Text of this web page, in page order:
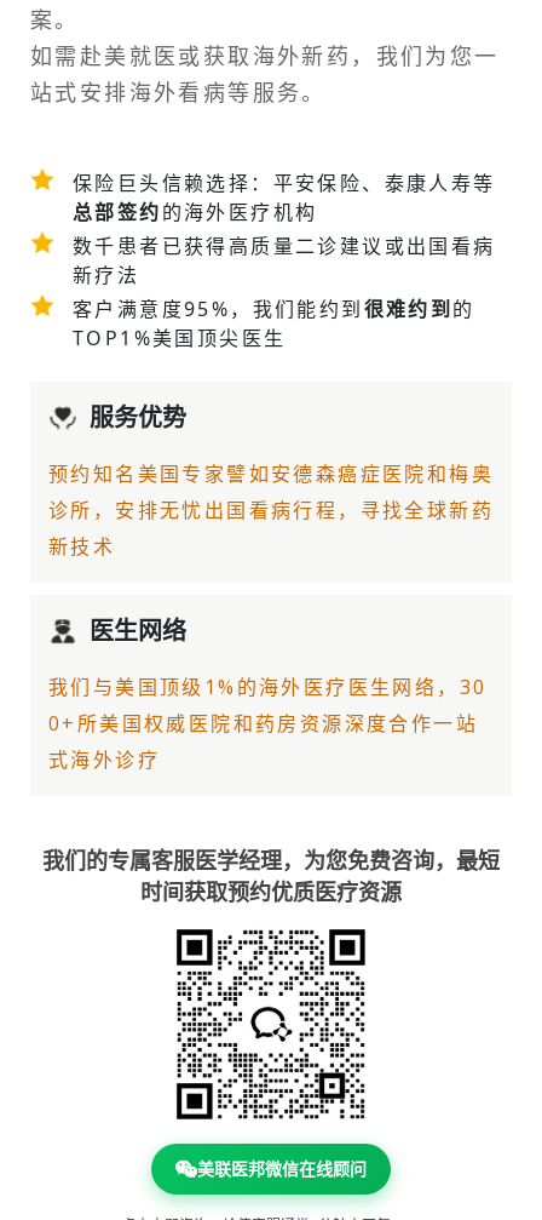
案。
如需 赴美就医或获取海外新药，我们为您一
站式安排海外看病等服务。
保险巨头信赖选择：平安保险、泰康人寿等
总部签约的海外医疗机构
数千患者已获得高质量二诊建议或出国看病
新疗法
客户满意度95%，我们能约到很难约到 的
TOP1%美国顶尖医生
服务优势
预约知名美国专家譬如安德森癌症医院和梅奥
诊所，安排无忧出国看病行程，寻找全球新药
新技术
医生网络
我们与美国顶级1%的海外医疗医生网络，30
0+所美国权威医院和药房资源深度合作一站
式海外诊疗
我们的专属客服医学经理，为您免费咨询，最短
时间获取预约优质医疗资源
美联医邦微信在线顾问